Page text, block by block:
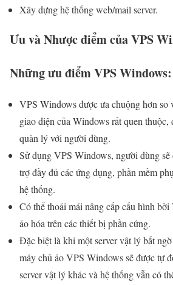
Xây dựng hệ thống web/mail server.
Ưu và Nhược điểm của VPS
Những ưu điểm VPS Windows:
VPS Windows được ưa chuộng hơn so
giao diện của Windows rất quen thuộc,
quản lý với người dùng.
Sử dụng VPS Windows, người dùng
trợ đầy đủ các ứng dụng, phần mềm
hệ thống.
Có thể thoải mái nâng cấp cấu hình
ảo hóa trên các thiết bị phần cứng.
Đặc biệt là khi một server vật lý bất
máy chủ ảo VPS Windows sẽ được tự
server vật lý khác và hệ thống vẫn có